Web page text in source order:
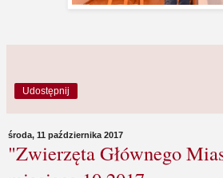
Udostępnij
środa, 11 października 2017
"Zwierzęta Głównego